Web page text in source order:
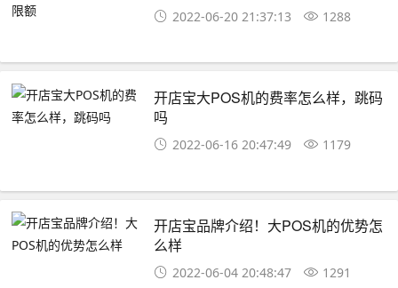
2022-06-20 21:37:13 1288
开店宝大POS机的费率怎么样，跳码
吗
2022-06-16 20:47:49 1179
开店宝品牌介绍！大POS机的优势怎
么样
2022-06-04 20:48:47 1291